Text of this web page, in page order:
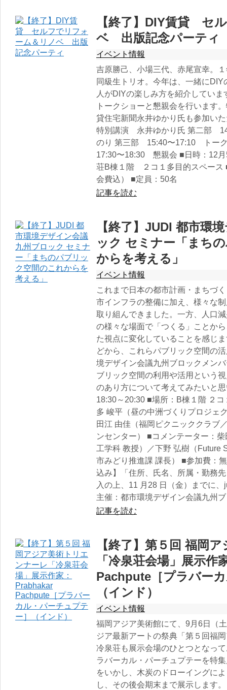
【終了】DIY賃貸 セ
ベ 出版記念パーティ
イベント情報
吉原勝己、小場三代、赤尾宣幸。
同級生トリオ。今年は、一緒に
人がDIYの楽しみ方を紹介してい
トークショーと懇親会を行います
貸住宅新聞永井ゆかり氏も参加
特別講演 永井ゆかり氏 第二部
のり 第三部 15:40〜17:10 トー
17:30〜18:30 懇親会 ■日時：12
荘B棟１階 ２コ１多目的スペース
会費込） ■定員：50名
記事を読む
【終了】JUDI 都市環
ック セミナー「まち
からを考える」
イベント情報
これまで日本の都市計画・まちづ
市インフラの整備に加え、様々な
取り組んできました。一方、人口
の様々な場面で「つくる」ことか
た視点に変化していることを感じ
どから、これらパブリック空間の
境デザイン会議九州ブロックメン
ブリック空間の利用や活用という
のあり方について考えてみたいと
18:30～20:30 ■場所：B棟１階 ２
多 峻平（昼の中洲づくりプロジェ
田江 由佳（福岡ピクニッククラブ
ンセンター） ■コメンテーター：
工学科 教授）／下野 弘樹（Future
市みどり推進課 課長） ■参加費：
込み】「住所、氏名、所属・勤務
入の上、11 月28 日（金）までに
主催：都市環境デザイン会議九州
記事を読む
【終了】第５回 福岡
「冷泉荘会場」展示作
Pachpute［プラバー
（インド）
イベント情報
福岡アジア美術館にて、9月6日（
ジア最新アートの祭典「第５回福
冷泉荘も展示会場のひとつとなっ
ラバーカル・パーチュプテーを特
をいかし、木炭のドローイングに
し、その後会期末まで展示します